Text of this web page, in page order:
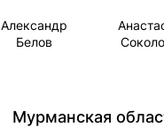
Александр
Белов
Мурманская